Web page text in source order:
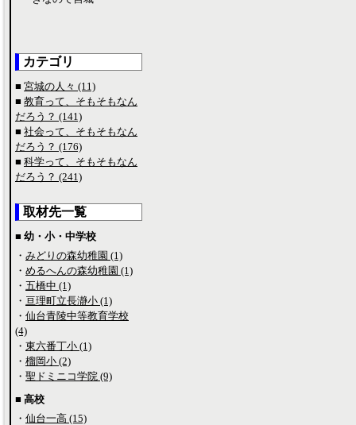
カテゴリ
■ 宮城の人々 (11)
■ 教育って、そもそもなん
だろう？ (141)
■ 社会って、そもそもなん
だろう？ (176)
■ 科学って、そもそもなん
だろう？ (241)
取材先一覧
■ 幼・小・中学校
・ みどりの森幼稚園 (1)
・ めるへんの森幼稚園 (1)
・ 五橋中 (1)
・ 亘理町立長瀞小 (1)
・ 仙台青陵中等教育学校
(4)
・ 東六番丁小 (1)
・ 榴岡小 (2)
・ 聖ドミニコ学院 (9)
■ 高校
・ 仙台一高 (15)